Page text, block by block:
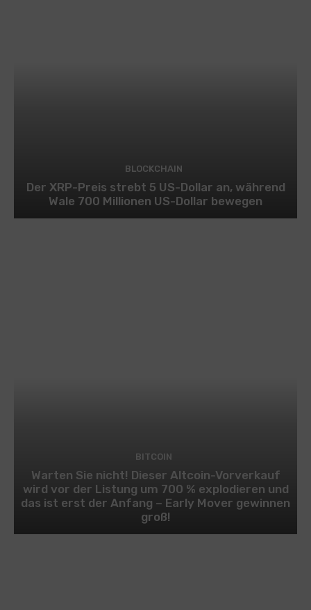
BLOCKCHAIN
Der XRP-Preis strebt 5 US-Dollar an, während
Wale 700 Millionen US-Dollar bewegen
BITCOIN
Warten Sie nicht! Dieser Altcoin-Vorverkauf
wird vor der Listung um 700 % explodieren und
das ist erst der Anfang – Early Mover gewinnen
groß!